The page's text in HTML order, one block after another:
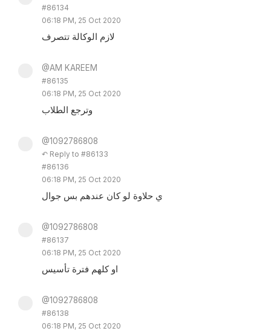
#86134
06:18 PM, 25 Oct 2020
لازم الوكالة تتصرف
@AM KAREEM
#86135
06:18 PM, 25 Oct 2020
وترجع الطلاب
@1092786808
↶ Reply to #86133
#86136
06:18 PM, 25 Oct 2020
ي حلاوة لو كان عندهم بس جوال
@1092786808
#86137
06:18 PM, 25 Oct 2020
او كلهم فترة تأسيس
@1092786808
#86138
06:18 PM, 25 Oct 2020